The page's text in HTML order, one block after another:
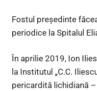
Fostul președinte
periodice la Spitalul
În aprilie 2019, Ion
la Institutul „C.C.
pericardită lichidiană